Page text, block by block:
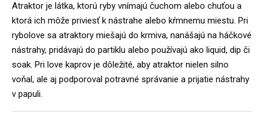
Atraktor je látka, ktorú ryby vnímajú čuchom alebo chuťou a
ktorá ich môže priviesť k nástrahe alebo kŕmnemu miestu. Pri
rybolove sa atraktory miešajú do krmiva, nanášajú na háčkové
nástrahy, pridávajú do partiklu alebo používajú ako liquid, dip či
soak. Pri love kaprov je dôležité, aby atraktor nielen silno
voňal, ale aj podporoval potravné správanie a prijatie nástrahy
v papuli.